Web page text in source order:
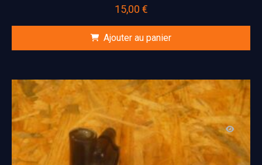
15,00 €
Ajouter au panier